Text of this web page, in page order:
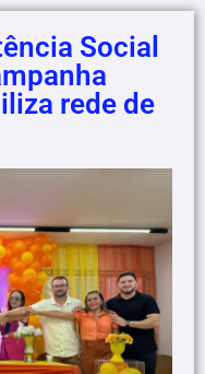
Social
rede de